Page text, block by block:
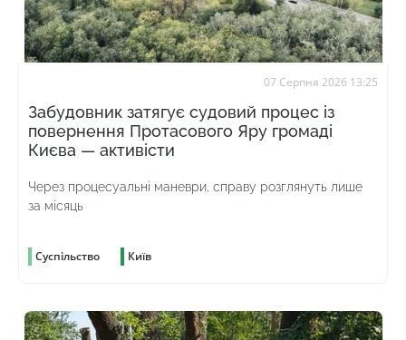
07 Серпня 2026 13:25
Забудовник затягує судовий процес із
повернення Протасового Яру громаді
Києва — активісти
Через процесуальні маневри, справу розглянуть лише
за місяць
Суспільство Київ